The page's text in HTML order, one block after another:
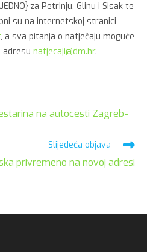
za Petrinju, Glinu i Sisak te
su na internetskoj stranici
, a sva pitanja o natječaju moguće
adresu natjecaji@dm.hr.
na autocesti Zagreb-
Slijedeća objava
privremeno na novoj adresi